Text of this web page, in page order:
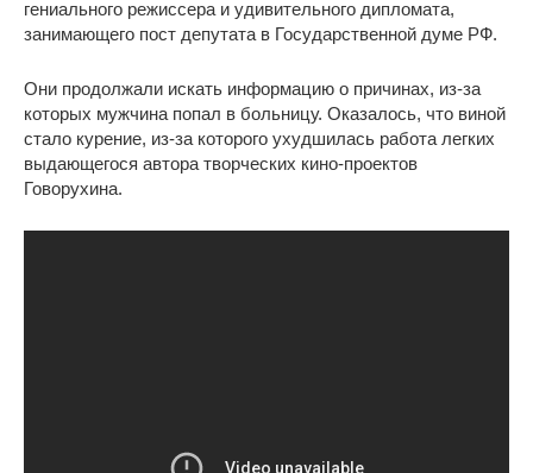
гениального режиссера и удивительного дипломата,
занимающего пост депутата в Государственной думе РФ.
Они продолжали искать информацию о причинах, из-за
которых мужчина попал в больницу. Оказалось, что виной
стало курение, из-за которого ухудшилась работа легких
выдающегося автора творческих кино-проектов
Говорухина.